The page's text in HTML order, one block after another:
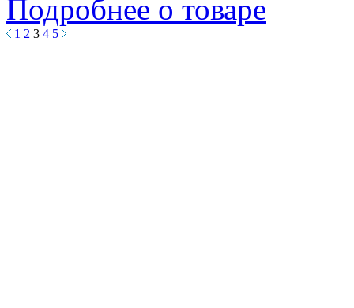
Подробнее о товаре
1 2 3 4 5